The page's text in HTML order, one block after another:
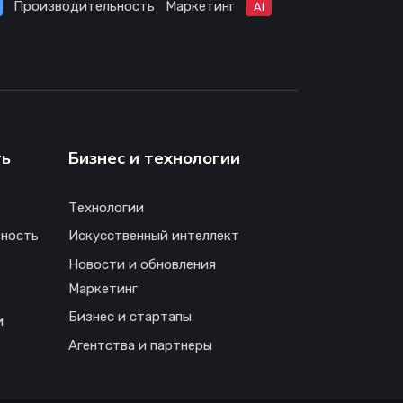
Производительность Маркетинг AI
Бизнес и технологии
Технологии
Искусственный интеллект
Новости и обновления
Маркетинг
Бизнес и стартапы
Агентства и партнеры